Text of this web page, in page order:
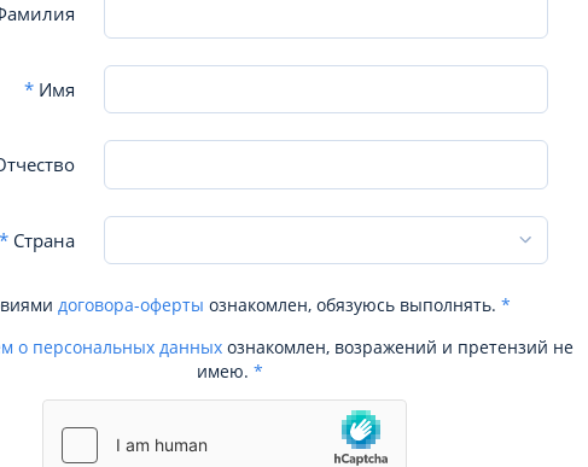
*Имя
*Страна
договора-оферты ознакомлен, обязуюсь выполнять. *
о персональных данных ознакомлен, возражений и претензий не
имею. *